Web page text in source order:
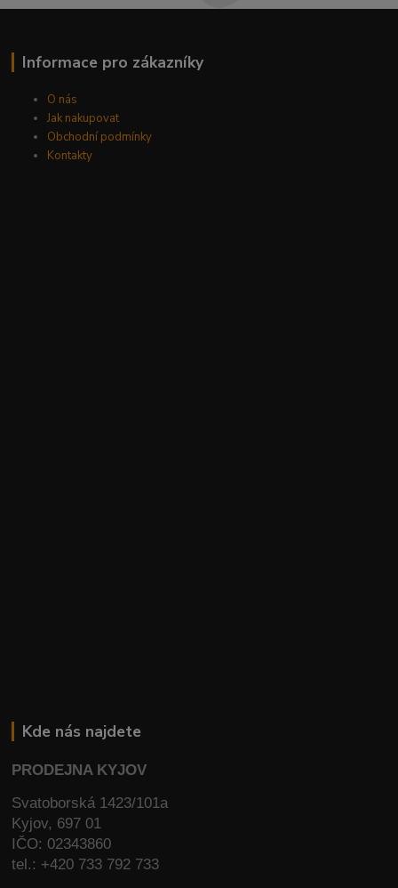
Informace pro zákazníky
O nás
Jak nakupovat
Obchodní podmínky
Kontakty
Kde nás najdete
PRODEJNA KYJOV
Svatoborská 1423/101a
Kyjov, 697 01
IČO: 02343860
tel.: +420 733 792 733